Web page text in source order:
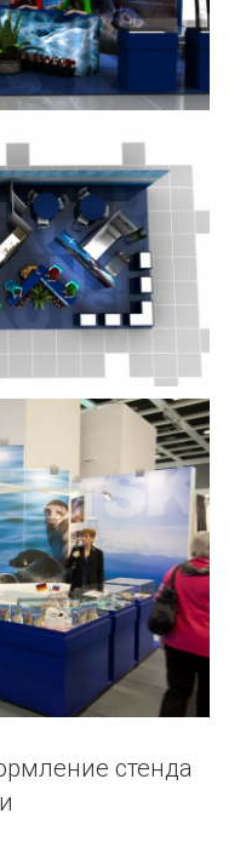
стенда